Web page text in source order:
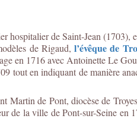
de Saint-Jean
de Rigaud,l’évêque de
en 1716 avec Antoinette Le
tout en indiquant de manière
de Pont, diocèse de
la ville de Pont-sur-Seine en